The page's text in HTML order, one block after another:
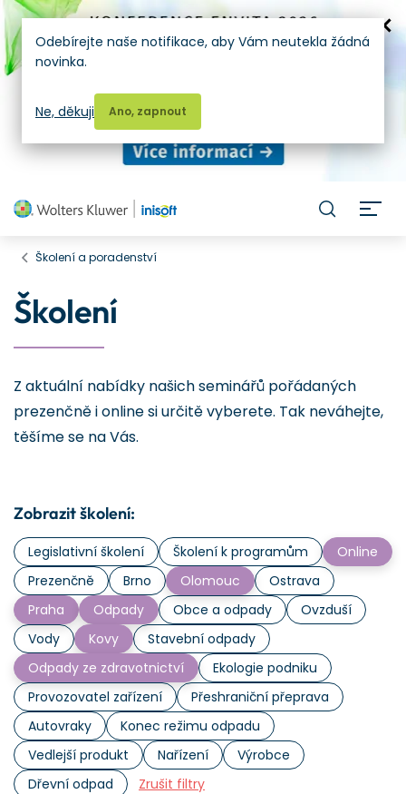
Školení a poradenství
Školení
Z aktuální nabídky našich seminářů pořádaných
prezenčně i online si určitě vyberete. Tak neváhejte,
těšíme se na Vás.
Zobrazit školení:
Legislativní školení Školení k programům
Online
Prezenčně
Brno Olomouc
Ostrava
Praha
Odpady Obce a odpady
Ovzduší
Vody
Kovy
Stavební odpady
Odpady ze zdravotnictví
Ekologie podniku
Provozovatel zařízení
Přeshraniční přeprava
Autovraky
Konec režimu odpadu
Vedlejší produkt
Nařízení
Výrobce
Dřevní odpad
Zrušit filtry
Odebírejte naše notifikace, aby Vám neutekla žádná
novinka.
Ano, zapnout
Ne, děkuji